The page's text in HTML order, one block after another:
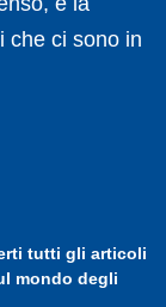
che ci sono in
tutti gli articoli
mondo degli